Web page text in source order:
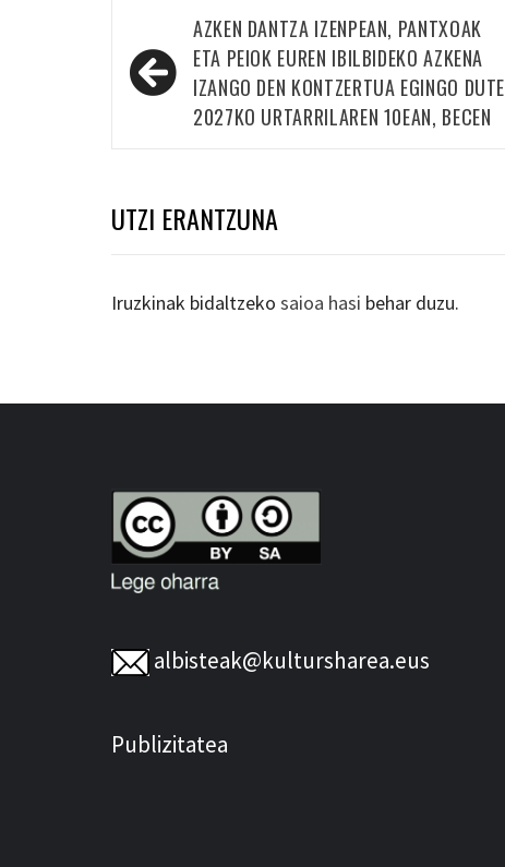
Bidalketetan
zehar
nabigatu
AZKEN DANTZA IZENPEAN, PANTXOAK
ETA PEIOK EUREN IBILBIDEKO AZKENA
IZANGO DEN KONTZERTUA EGINGO DUTE
2027KO URTARRILAREN 10EAN, BECEN
UTZI ERANTZUNA
Iruzkinak bidaltzeko saioa hasi behar duzu.
albisteak@kultursharea.eus
Publizitatea